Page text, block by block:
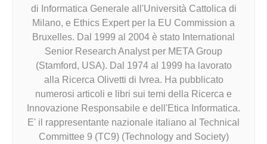
di Informatica Generale all'Università Cattolica di
Milano, e Ethics Expert per la EU Commission a
Bruxelles. Dal 1999 al 2004 è stato International
Senior Research Analyst per META Group
(Stamford, USA). Dal 1974 al 1999 ha lavorato
alla Ricerca Olivetti di Ivrea. Ha pubblicato
numerosi articoli e libri sui temi della Ricerca e
Innovazione Responsabile e dell'Etica Informatica.
E' il rappresentante nazionale italiano al Technical
Committee 9 (TC9) (Technology and Society)